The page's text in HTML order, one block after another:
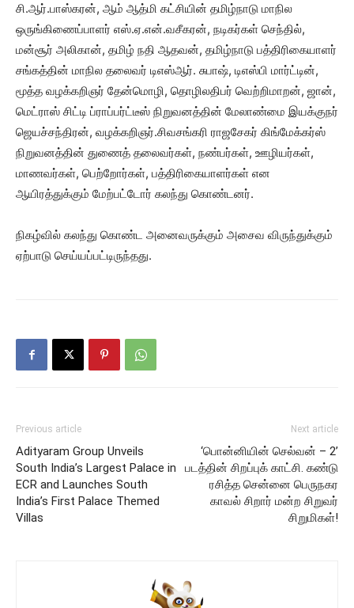
சி.ஆர்.பாஸ்கரன், ஆம் ஆத்மி கட்சியின் தமிழ்நாடு மாநில
ஒருங்கிணைப்பாளர் எஸ்.ஏ.என்.வசீகரன், நடிகர்கள் செந்தில்,
மன்சூர் அலிகான், தமிழ் நதி ஆதவன், தமிழ்நாடு பத்திரிகையாளர்
சங்கத்தின் மாநில தலைவர் டிஎஸ்ஆர். சுபாஷ், டிஎஸ்பி மார்ட்டின்,
மூத்த வழக்கறிஞர் தேன்மொழி, தொழிலதிபர் வெற்றிமாறன், ஜான்,
மெட்ராஸ் சிட்டி ப்ராப்பர்ட்டீஸ் நிறுவனத்தின் மேலாண்மை இயக்குநர்
ஜெயச்சந்திரன், வழக்கறிஞர்.சிவசங்கரி ராஜசேகர் கிங்மேக்கர்ஸ்
நிறுவனத்தின் துணைத் தலைவர்கள், நண்பர்கள், ஊழியர்கள்,
மாணவர்கள், பெற்றோர்கள், பத்திரிகையாளர்கள் என
ஆயிரத்துக்கும் மேற்பட்டோர் கலந்து கொண்டனர்.
நிகழ்வில் கலந்து கொண்ட அனைவருக்கும் அசைவ விருந்துக்கும்
ஏற்பாடு செய்யப்பட்டிருந்தது.
Previous article
Adityaram Group Unveils
South India’s Largest Palace in
ECR and Launches South
India’s First Palace Themed
Villas
Next article
‘பொன்னியின் செல்வன் – 2’
படத்தின் சிறப்புக் காட்சி. கண்டு
ரசித்த சென்னை பெருநகர
காவல் சிறார் மன்ற சிறுவர்
சிறுமிகள்!